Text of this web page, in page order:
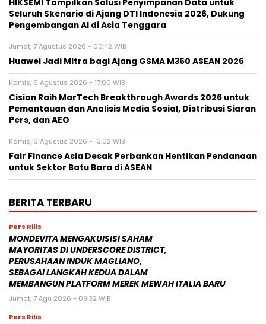
HIKSEMI Tampilkan Solusi Penyimpanan Data untuk
Seluruh Skenario di Ajang DTI Indonesia 2026, Dukung
Pengembangan AI di Asia Tenggara
Jumat, 7 Agustus 2026 - 00:42 WIB
Huawei Jadi Mitra bagi Ajang GSMA M360 ASEAN 2026
Kamis, 6 Agustus 2026 - 17:00 WIB
Cision Raih MarTech Breakthrough Awards 2026 untuk
Pemantauan dan Analisis Media Sosial, Distribusi Siaran
Pers, dan AEO
Kamis, 6 Agustus 2026 - 13:02 WIB
Fair Finance Asia Desak Perbankan Hentikan Pendanaan
untuk Sektor Batu Bara di ASEAN
BERITA TERBARU
Pers Rilis
MONDEVITA MENGAKUISISI SAHAM
MAYORITAS DI UNDERSCORE DISTRICT,
PERUSAHAAN INDUK MAGLIANO,
SEBAGAI LANGKAH KEDUA DALAM
MEMBANGUN PLATFORM MEREK MEWAH ITALIA BARU
Jumat, 7 Agu 2026 - 09:32 WIB
Pers Rilis